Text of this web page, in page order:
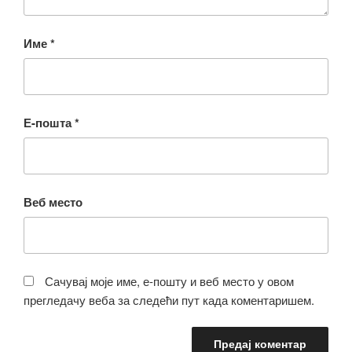
Име*
Е-пошта*
Веб место
Сачувај моје име, е-пошту и веб место у овом
прегледачу веба за следећи пут када коментаришем.